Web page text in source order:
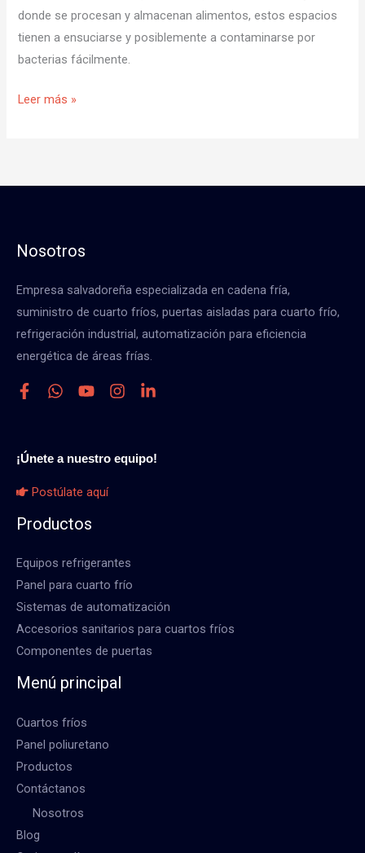
donde se procesan y almacenan alimentos, estos espacios
tienen a ensuciarse y posiblemente a contaminarse por
bacterias fácilmente.
Leer más »
Nosotros
Empresa salvadoreña especializada en cadena fría,
suministro de cuarto fríos, puertas aisladas para cuarto frío,
refrigeración industrial, automatización para eficiencia
energética de áreas frías.
¡Únete a nuestro equipo!
Postúlate aquí
Productos
Equipos refrigerantes
Panel para cuarto frío
Sistemas de automatización
Accesorios sanitarios para cuartos fríos
Componentes de puertas
Menú principal
Cuartos fríos
Panel poliuretano
Productos
Contáctanos
Nosotros
Blog